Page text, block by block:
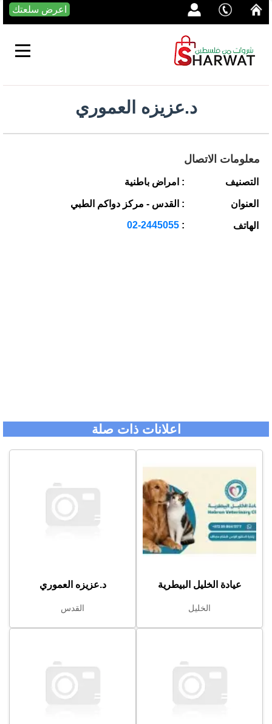
اعرض سلعتك
د.عزيزه العموري
معلومات الاتصال
التصنيف : امراض باطنية
العنوان : القدس - مركز دواكم الطبي
الهاتف :
02-2445055
اعلانات ذات صلة
عيادة الخليل البيطرية
الخليل
د.عزيزه العموري
القدس